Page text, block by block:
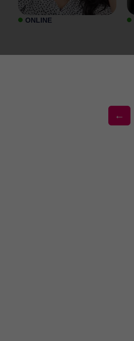
ONLINE
←